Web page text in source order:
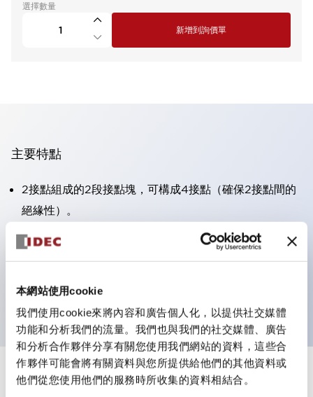
本網站使用cookie
我們使用cookie來將內容和廣告個人化，以提供社交媒體
功能和分析我們的流量。我們也與我們的社交媒體、廣告
和分析合作夥伴分享有關您使用我們網站的資料，這些合
作夥伴可能會將有關資料與您所提供給他們的其他資料或
他們從您使用他們的服務時所收集的資料相結合。
選擇數量
新增到詢價單
主要特點
2接點組成的2段接點塊，可構成4接點（確保2接點間的
絕緣性）。
面板深度39.9mm（※11段接點塊）、59.9mm（※22段
接點塊）。可實現省空間設計。
防護結構
規格